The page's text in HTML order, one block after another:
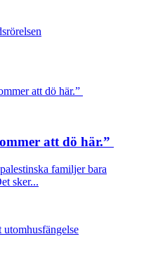
att dö här.”
familjer bara
sker...